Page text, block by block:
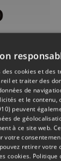
17/05/2026
cookies et
et traiter des
de
et le contenu,
peuvent
de
à ce site web.
retirer votre
cookies. Politique